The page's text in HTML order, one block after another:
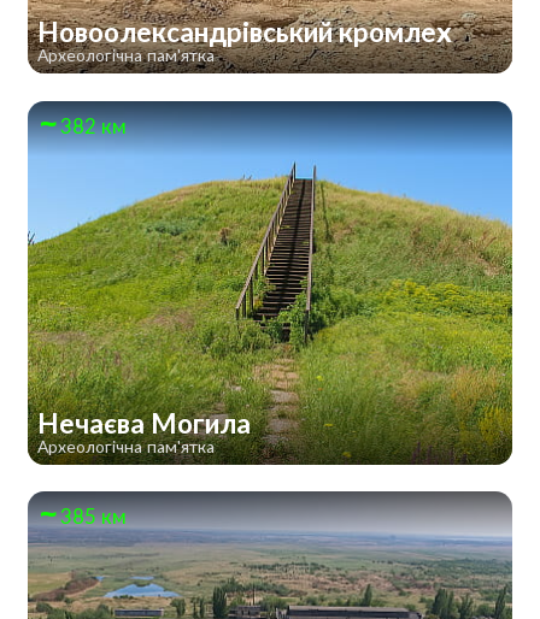
Новоолександрівський кромлех
Археологічна пам'ятка
382 км
Нечаєва Могила
Археологічна пам'ятка
385 км